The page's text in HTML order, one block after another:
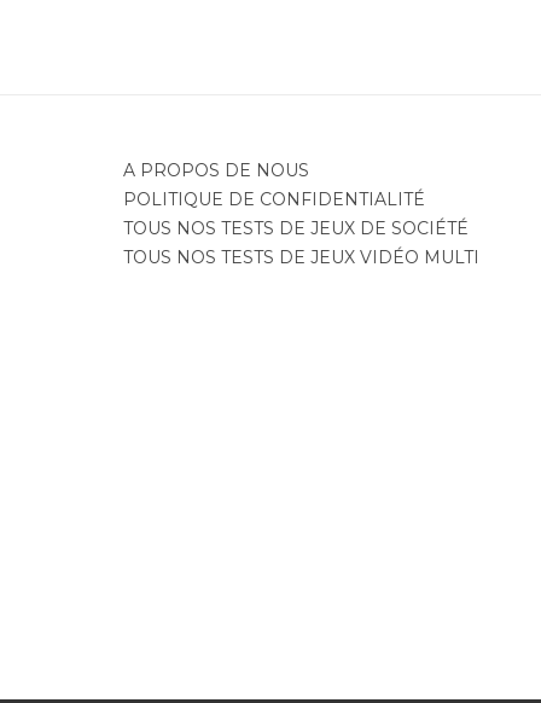
A PROPOS DE NOUS
POLITIQUE DE CONFIDENTIALITÉ
TOUS NOS TESTS DE JEUX DE SOCIÉTÉ
TOUS NOS TESTS DE JEUX VIDÉO MULTI